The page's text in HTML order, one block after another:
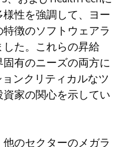
性を強調して、ヨー
徴のソフトウェアラ
た。これらの昇給
有のニーズの両方に
ンクリティカルなツ
家の関心を示してい
のセクターのメガラ